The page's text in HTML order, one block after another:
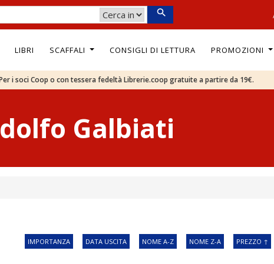
LIBRI SCAFFALI CONSIGLI DI LETTURA PROMOZIONI
i soci Coop o con tessera fedeltà Librerie.coop gratuite a partire da 19€.
Galbiati
IMPORTANZA DATA USCITA NOME A-Z NOME Z-A PREZZO ↑